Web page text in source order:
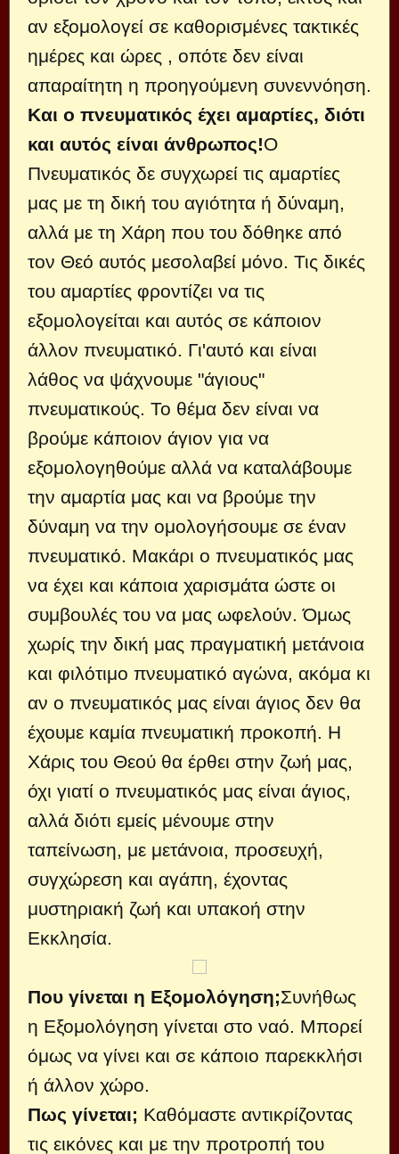
αν εξομολογεί σε καθορισμένες τακτικές
ημέρες και ώρες , οπότε δεν είναι
απαραίτητη η προηγούμενη συνεννόηση.
Και ο πνευματικός έχει αμαρτίες, διότι
και αυτός είναι άνθρωπος!Ο
Πνευματικός δε συγχωρεί τις αμαρτίες
μας με τη δική του αγιότητα ή δύναμη,
αλλά με τη Χάρη που του δόθηκε από
τον Θεό αυτός μεσολαβεί μόνο. Τις δικές
του αμαρτίες φροντίζει να τις
εξομολογείται και αυτός σε κάποιον
άλλον πνευματικό. Γι'αυτό και είναι
λάθος να ψάχνουμε "άγιους"
πνευματικούς. Το θέμα δεν είναι να
βρούμε κάποιον άγιον για να
εξομολογηθούμε αλλά να καταλάβουμε
την αμαρτία μας και να βρούμε την
δύναμη να την ομολογήσουμε σε έναν
πνευματικό. Μακάρι ο πνευματικός μας
να έχει και κάποια χαρισμάτα ώστε οι
συμβουλές του να μας ωφελούν. Όμως
χωρίς την δική μας πραγματική μετάνοια
και φιλότιμο πνευματικό αγώνα, ακόμα κι
αν ο πνευματικός μας είναι άγιος δεν θα
έχουμε καμία πνευματική προκοπή. Η
Χάρις του Θεού θα έρθει στην ζωή μας,
όχι γιατί ο πνευματικός μας είναι άγιος,
αλλά διότι εμείς μένουμε στην
ταπείνωση, με μετάνοια, προσευχή,
συγχώρεση και αγάπη, έχοντας
μυστηριακή ζωή και υπακοή στην
Εκκλησία.
Που γίνεται η Εξομολόγηση;Συνήθως
η Εξομολόγηση γίνεται στο ναό. Μπορεί
όμως να γίνει και σε κάποιο παρεκκλήσι
ή άλλον χώρο.
Πως γίνεται; Καθόμαστε αντικρίζοντας
τις εικόνες και με την προτροπή του